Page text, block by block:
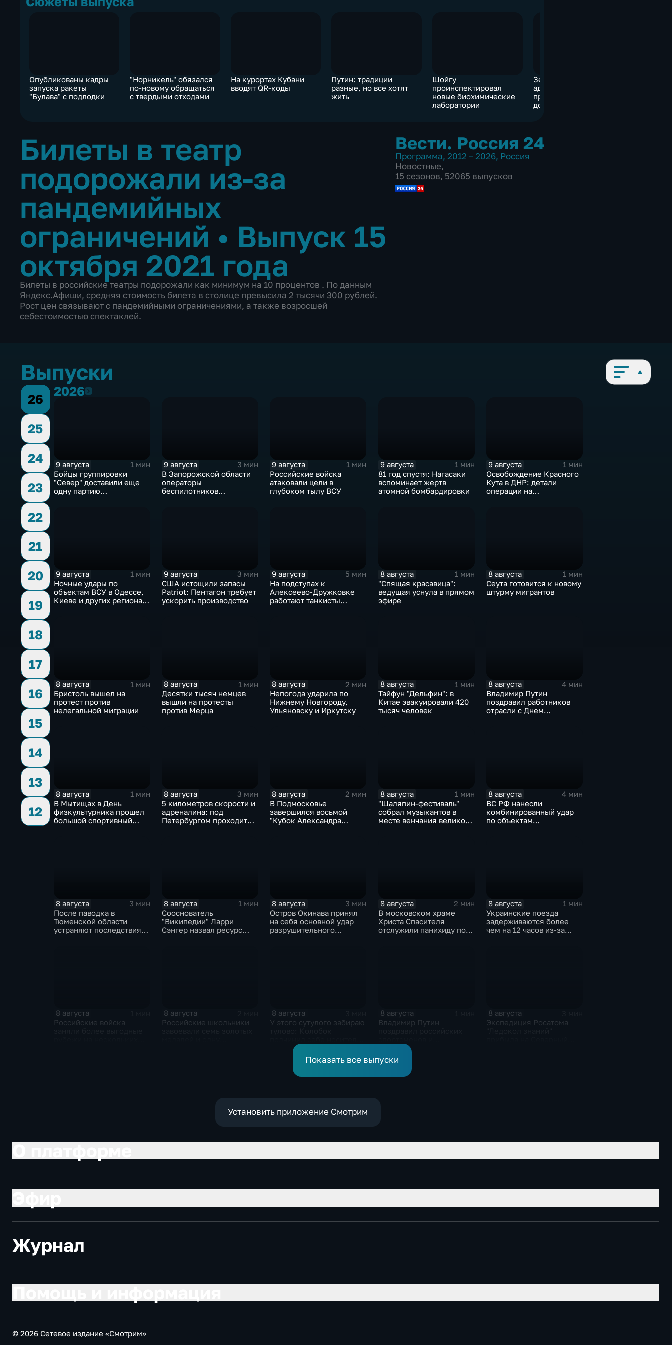
Опубликованы кадры
запуска ракеты
"Булава" с подлодки
"Норникель" обязался
по-новому обращаться
с твердыми отходами
На курортах Кубани
вводят QR-коды
Путин: традиции
разные, но все хотят
жить
Шойгу
проинспектировал
новые биохимические
лаборатории
Земан ставил подпись:
администрация
предъявила
доказательства
Билеты в театр
подорожали из-за
пандемийных
ограничений • Выпуск 15
октября 2021 года
Билеты в российские театры подорожали как минимум на 10 процентов . По данным
Яндекс.Афиши, средняя стоимость билета в столице превысила 2 тысячи 300 рублей.
Рост цен связывают с пандемийными ограничениями, а также возросшей
себестоимостью спектаклей.
Вести. Россия 24
Программа, 2012 – 2026, Россия
Новостные,
15 сезонов, 52065 выпусков
Выпуски
26
25
24
23
22
21
20
19
18
17
16
15
14
13
12
20262026
9 августа
1 мин
Бойцы группировки
"Север" доставили еще
одну партию
9 августа
3 мин
В Запорожской области
операторы
беспилотников
9 августа
1 мин
Российские войска
атаковали цели в
глубоком тылу ВСУ
9 августа
1 мин
81 год спустя: Нагасаки
вспоминает жертв
атомной бомбардировки
9 августа
1 мин
Освобождение Красного
Кута в ДНР: детали
операции на
9 августа
1 мин
Ночные удары по
объектам ВСУ в Одессе,
Киеве и других регионах
9 августа
3 мин
США истощили запасы
Patriot: Пентагон требует
ускорить производство
9 августа
5 мин
На подступах к
Алексеево-Дружковке
работают танкисты
8 августа
1 мин
"Спящая красавица":
ведущая уснула в прямом
эфире
8 августа
1 мин
Сеута готовится к новому
штурму мигрантов
8 августа
1 мин
Бристоль вышел на
протест против
нелегальной миграции
8 августа
1 мин
Десятки тысяч немцев
вышли на протесты
против Мерца
8 августа
2 мин
Непогода ударила по
Нижнему Новгороду,
Ульяновску и Иркутску
8 августа
1 мин
Тайфун "Дельфин": в
Китае эвакуировали 420
тысяч человек
8 августа
4 мин
Владимир Путин
поздравил работников
отрасли с Днем
8 августа
1 мин
В Мытищах в День
физкультурника прошел
большой спортивный
8 августа
3 мин
5 километров скорости и
адреналина: под
Петербургом проходит
8 августа
2 мин
В Подмосковье
завершился восьмой
"Кубок Александра
8 августа
1 мин
"Шаляпин‑фестиваль"
собрал музыкантов в
месте венчания великого
8 августа
4 мин
ВС РФ нанесли
комбинированный удар
по объектам
8 августа
3 мин
После паводка в
Тюменской области
устраняют последствия
8 августа
1 мин
Сооснователь
"Википедии" Ларри
Сэнгер назвал ресурс
8 августа
3 мин
Остров Окинава принял
на себя основной удар
разрушительного
8 августа
2 мин
В московском храме
Христа Спасителя
отслужили панихиду по
8 августа
1 мин
Украинские поезда
задерживаются более
чем на 12 часов из-за
8 августа
Российские войска
8 августа
Российские школьники
8 августа
У этого сутулого забираю
в новом сказочном
блокбастере
8 августа
Владимир Путин
физкультурников с
профессиональным
праздником
8 августа
Экспедиция Росатома
Показать все выпуски
Установить приложение Смотрим
Журнал
© 2026 Сетевое издание «Смотрим»